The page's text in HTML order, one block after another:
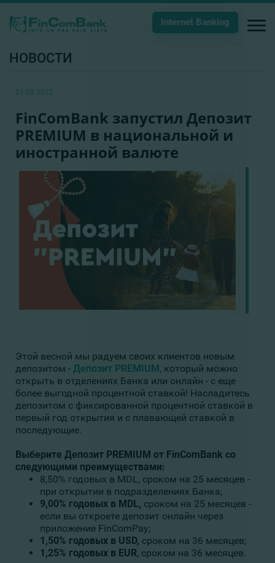
Internet Banking
НОВОСТИ
21.03.2022
FinComBank запустил Депозит
PREMIUM в национальной и
иностранной валюте
Этой весной мы радуем своих клиентов новым
депозитом - Депозит PREMIUM, который можно
открыть в отделениях Банка или онлайн - с еще
более выгодной процентной ставкой! Насладитесь
депозитом с фиксированной процентной ставкой в ​​
первый год открытия и с плавающей ставкой в
последующие.
Выберите Депозит PREMIUM от FinComBank со
следующими преимуществами:
8,50% годовых в MDL, сроком на 25 месяцев -
при открытии в подразделениях Банка;
9,00% годовых в MDL, сроком на 25 месяцев -
если вы откроете депозит онлайн через
приложение FinComPay;
1,50% годовых в USD, сроком на 36 месяцев;
1,25% годовых в EUR, сроком на 36 месяцев.